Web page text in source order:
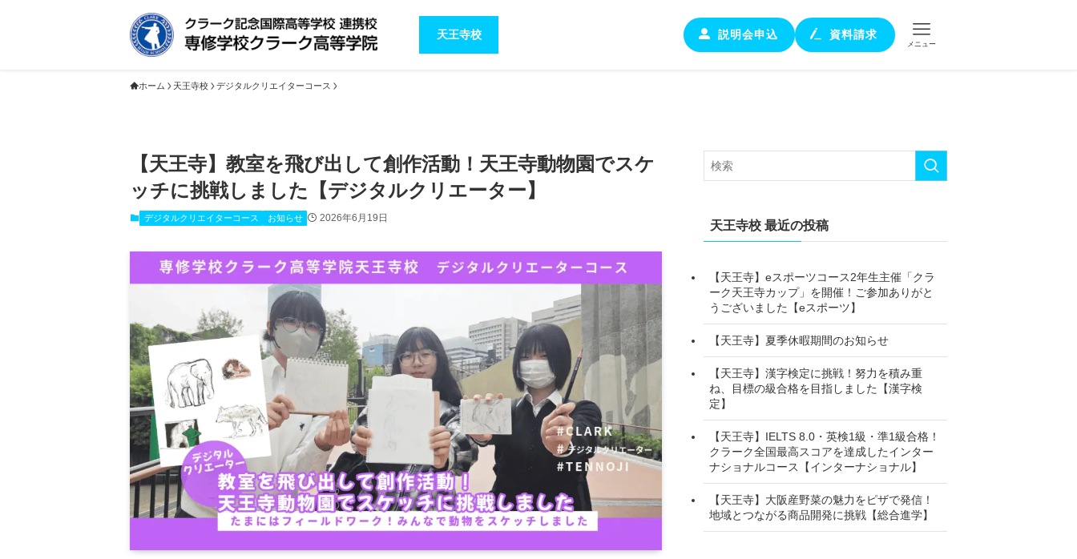
天王寺校 説明会申込 資料請求
メニュー
ホーム 天王寺校 デジタルクリエイターコース
【天王寺】教室を飛び出して創作活動！天王寺動物園でスケ
ッチに挑戦しました【デジタルクリエーター】
デジタルクリエイターコース お知らせ 2026年6月19日
天王寺校 最近の投稿
【天王寺】eスポーツコース2年生主催「クラ
ーク天王寺カップ」を開催！ご参加ありがと
うございました【eスポーツ】
【天王寺】夏季休暇期間のお知らせ
【天王寺】漢字検定に挑戦！努力を積み重
ね、目標の級合格を目指しました【漢字検
定】
【天王寺】IELTS 8.0・英検1級・準1級合格！
クラーク全国最高スコアを達成したインター
ナショナルコース【インターナショナル】
【天王寺】大阪産野菜の魅力をピザで発信！
地域とつながる商品開発に挑戦【総合進学】